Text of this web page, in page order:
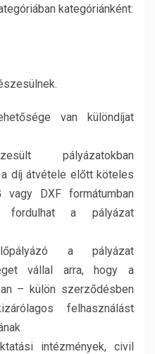
kategóriánként:
van különdíjat
pályázatokban
díj átvétele előtt köteles
vagy DXF formátumban
fordulhat a pályázat
a pályázat
vállal arra, hogy a
– külön szerződésben
felhasználást
intézmények, civil